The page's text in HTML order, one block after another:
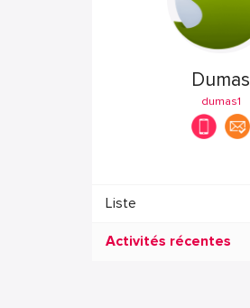
Dumas
dumas1
Liste
Activités récentes